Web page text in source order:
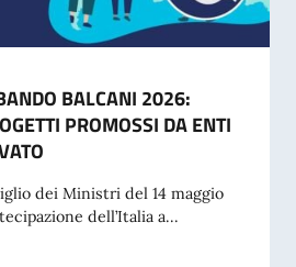
BALCANI 2026:
PROMOSSI DA ENTI
dei Ministri del 14 maggio
dell’Italia a...